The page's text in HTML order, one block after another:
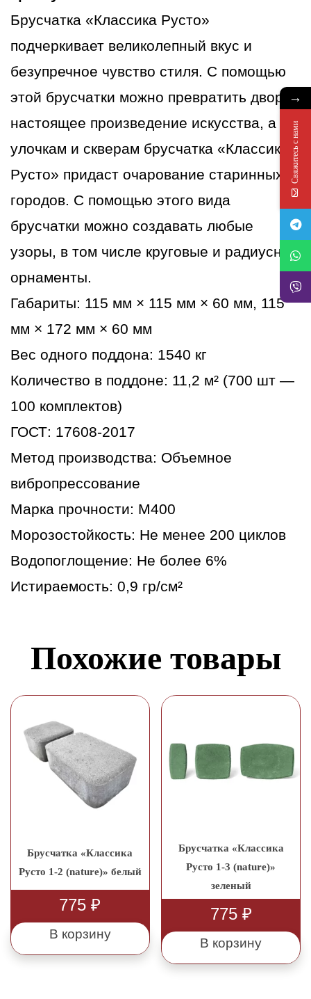
желтый
Брусчатка «Классика Русто»
подчеркивает великолепный вкус и
безупречное чувство стиля. С помощью
этой брусчатки можно превратить двор в
настоящее произведение искусства, а
улочкам и скверам брусчатка «Классика
Русто» придаст очарование старинных
городов. С помощью этого вида
брусчатки можно создавать любые
узоры, в том числе круговые и радиусные
орнаменты.
Габариты: 115 мм × 115 мм × 60 мм, 115
мм × 172 мм × 60 мм
Вес одного поддона: 1540 кг
Количество в поддоне: 11,2 м² (700 шт —
100 комплектов)
ГОСТ: 17608-2017
Метод производства: Объемное
вибропрессование
Марка прочности: М400
Морозостойкость: Не менее 200 циклов
Водопоглощение: Не более 6%
Истираемость: 0,9 гр/см²
Похожие товары
Брусчатка «Классика
Русто 1-2 (nature)» белый
775₽
В корзину
Брусчатка «Классика
Русто 1-3 (nature)»
зеленый
775 ₽
В корзину
→
Свяжитесь с нами